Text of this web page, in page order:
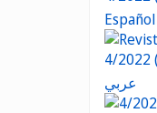
Español
عربي